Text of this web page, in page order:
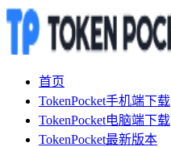
首页
TokenPocket手机端下载
TokenPocket电脑端下载
TokenPocket最新版本